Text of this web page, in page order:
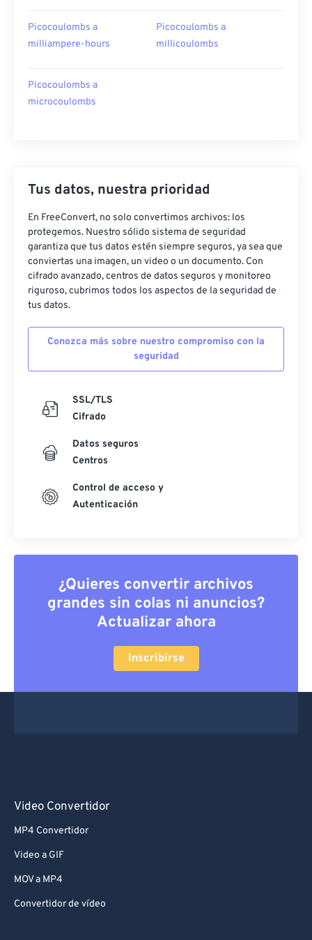
Picocoulombs a
milliampere-hours
Picocoulombs a
millicoulombs
Picocoulombs a
microcoulombs
Tus datos, nuestra prioridad
En FreeConvert, no solo convertimos archivos: los
protegemos. Nuestro sólido sistema de seguridad
garantiza que tus datos estén siempre seguros, ya sea que
conviertas una imagen, un video o un documento. Con
cifrado avanzado, centros de datos seguros y monitoreo
riguroso, cubrimos todos los aspectos de la seguridad de
tus datos.
Conozca más sobre nuestro compromiso con la
seguridad
SSL/TLS
Cifrado
Datos seguros
Centros
Control de acceso y
Autenticación
¿Quieres convertir archivos
grandes sin colas ni anuncios?
Actualizar ahora
Inscribirse
Video Convertidor
MP4 Convertidor
Video a GIF
MOV a MP4
Convertidor de vídeo